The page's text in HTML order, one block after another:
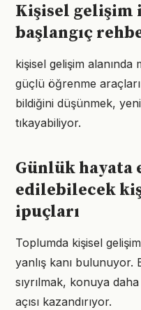
Kişisel
başlangıç
kişisel gelişim
güçlü öğrenme
bildiğini düşünmek,
tıkayabiliyor.
Günlük hayata
edilebilecek
ipuçları
Toplumda kişisel
yanlış kanı bulunuyor.
sıyrılmak, konuya
açısı kazandırıyor.